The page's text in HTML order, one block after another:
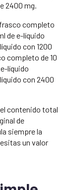
2400 mg.
completo
de e-líquido
con 1200
completo de 10
líquido
con 2400
el contenido total
de
siempre la
un valor